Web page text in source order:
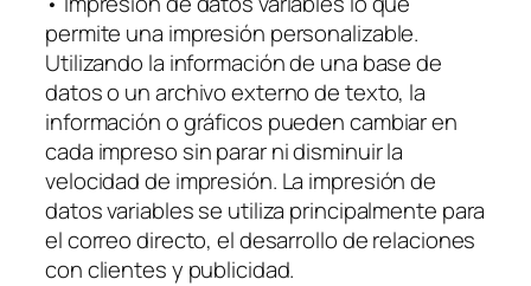
permite una impresión personalizable.
Utilizando la información de una base de
datos o un archivo externo de texto, la
información o gráficos pueden cambiar en
cada impreso sin parar ni disminuir la
velocidad de impresión. La impresión de
datos variables se utiliza principalmente para
el correo directo, el desarrollo de relaciones
con clientes y publicidad.